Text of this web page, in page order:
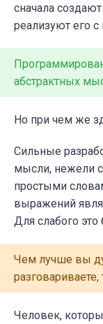
сначала
реализуют его
абстрактных
Но при чем же
Сильные
мысли, нежели
простыми
выражений
Для слабого
Чем лучше вы
Человек,